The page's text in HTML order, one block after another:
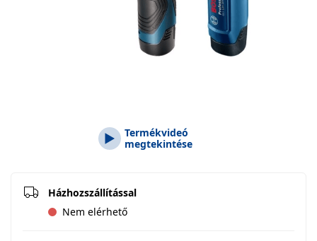
Termékvideó
megtekintése
Házhozszállítással
Nem elérhető